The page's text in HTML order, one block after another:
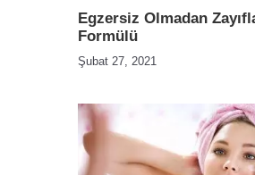
Egzersiz Olmadan
Formülü
Şubat 27, 2021